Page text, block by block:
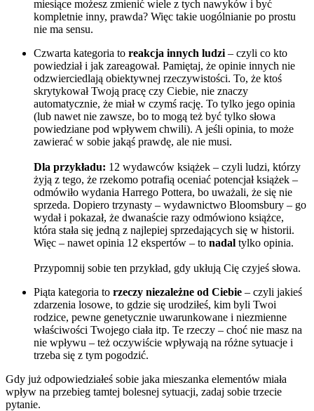
miesiące możesz zmienić wiele z tych nawyków i być
kompletnie inny, prawda? Więc takie uogólnianie po prostu
nie ma sensu.
Czwarta kategoria to reakcja innych ludzi – czyli co kto
powiedział i jak zareagował. Pamiętaj, że opinie innych nie
odzwierciedlają obiektywnej rzeczywistości. To, że ktoś
skrytykował Twoją pracę czy Ciebie, nie znaczy
automatycznie, że miał w czymś rację. To tylko jego opinia
(lub nawet nie zawsze, bo to mogą też być tylko słowa
powiedziane pod wpływem chwili). A jeśli opinia, to może
zawierać w sobie jakąś prawdę, ale nie musi.
Dla przykładu: 12 wydawców książek – czyli ludzi, którzy
żyją z tego, że rzekomo potrafią oceniać potencjał książek –
odmówiło wydania Harrego Pottera, bo uważali, że się nie
sprzeda. Dopiero trzynasty – wydawnictwo Bloomsbury – go
wydał i pokazał, że dwanaście razy odmówiono książce,
która stała się jedną z najlepiej sprzedających się w historii.
Więc – nawet opinia 12 ekspertów – to nadal tylko opinia.
Przypomnij sobie ten przykład, gdy ukłują Cię czyjeś słowa.
Piąta kategoria to rzeczy niezależne od Ciebie – czyli jakieś
zdarzenia losowe, to gdzie się urodziłeś, kim byli Twoi
rodzice, pewne genetycznie uwarunkowane i niezmienne
właściwości Twojego ciała itp. Te rzeczy – choć nie masz na
nie wpływu – też oczywiście wpływają na różne sytuacje i
trzeba się z tym pogodzić.
Gdy już odpowiedziałeś sobie jaka mieszanka elementów miała
wpływ na przebieg tamtej bolesnej sytuacji, zadaj sobie trzecie
pytanie.